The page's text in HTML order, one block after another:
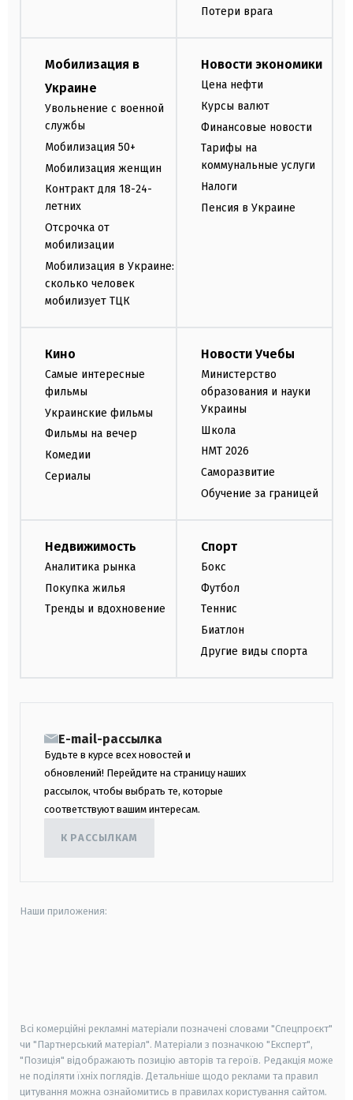
Потери врага
Мобилизация в
Украине
Увольнение с военной
службы
Мобилизация 50+
Мобилизация женщин
Контракт для 18-24-
летних
Отсрочка от
мобилизации
Мобилизация в Украине:
сколько человек
мобилизует ТЦК
Новости экономики
Цена нефти
Курсы валют
Финансовые новости
Тарифы на
коммунальные услуги
Налоги
Пенсия в Украине
Кино
Самые интересные
фильмы
Украинские фильмы
Фильмы на вечер
Комедии
Сериалы
Новости Учебы
Министерство
образования и науки
Украины
Школа
НМТ 2026
Саморазвитие
Обучение за границей
Недвижимость
Аналитика рынка
Покупка жилья
Тренды и вдохновение
Спорт
Бокс
Футбол
Теннис
Биатлон
Другие виды спорта
E-mail-рассылка
Будьте в курсе всех новостей и
обновлений! Перейдите на страницу наших
рассылок, чтобы выбрать те, которые
соответствуют вашим интересам.
К РАССЫЛКАМ
Наши приложения:
Всі комерційні рекламні матеріали позначені словами "Спецпроєкт"
чи "Партнерський матеріал". Матеріали з позначкою "Експерт",
"Позиція" відображають позицію авторів та героїв. Редакція може
не поділяти їхніх поглядів. Детальніше щодо реклами та правил
цитування можна ознайомитись в правилах користування сайтом.